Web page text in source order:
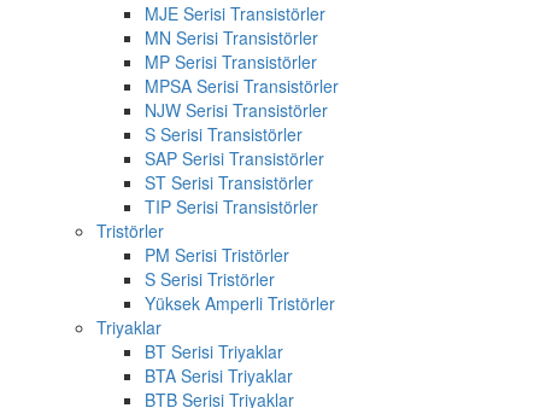
MJE Serisi Transistörler
MN Serisi Transistörler
MP Serisi Transistörler
MPSA Serisi Transistörler
NJW Serisi Transistörler
S Serisi Transistörler
SAP Serisi Transistörler
ST Serisi Transistörler
TIP Serisi Transistörler
Tristörler
PM Serisi Tristörler
S Serisi Tristörler
Yüksek Amperli Tristörler
Triyaklar
BT Serisi Triyaklar
BTA Serisi Triyaklar
BTB Serisi Triyaklar